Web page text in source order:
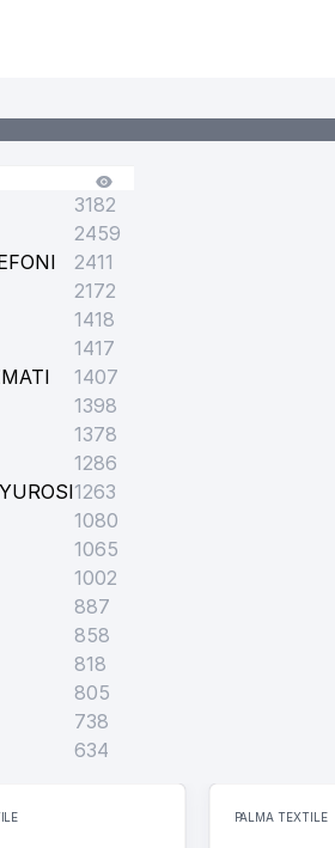
3182
2459
2411
2172
1418
1417
1407
1398
1378
1286
1263
1080
1065
1002
887
858
818
805
738
634
PALMA TEXTILE